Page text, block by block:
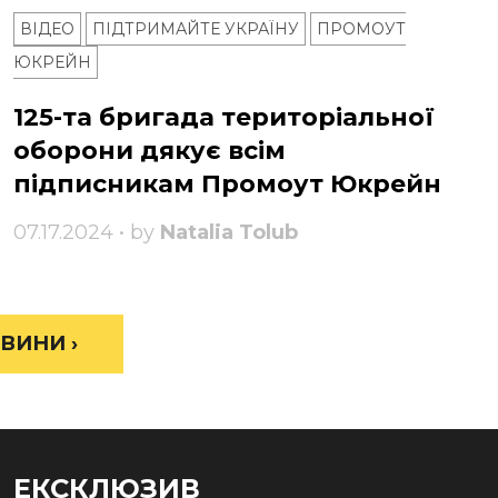
ВІДЕО ПІДТРИМАЙТЕ УКРАЇНУ
ПРОМОУТ
ЮКРЕЙН
125-та бригада територіальної
оборони дякує всім
підписникам Промоут Юкрейн
07.17.2024 • by Natalia Tolub
›
ЕКСКЛЮЗИВ